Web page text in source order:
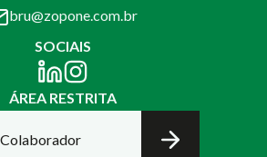
bru@zopone.com.br
SOCIAIS
ÁREA RESTRITA
Colaborador